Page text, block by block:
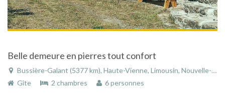
Belle demeure en pierres tout confort
Bussière-Galant (5377 km), Haute-Vienne, Limousin, Nouvelle-Aquitaine, France
Gîte
2 chambres 6 personnes